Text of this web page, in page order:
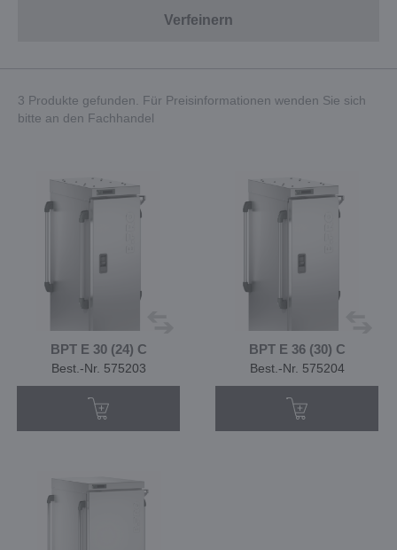
Verfeinern
3 Produkte gefunden. Für Preisinformationen wenden Sie sich
bitte an den Fachhandel
BPT E 30 (24) C
Best.-Nr. 575203
BPT E 36 (30) C
Best.-Nr. 575204